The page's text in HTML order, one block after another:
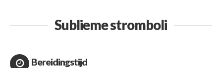
Sublieme stromboli
Bereidingstijd